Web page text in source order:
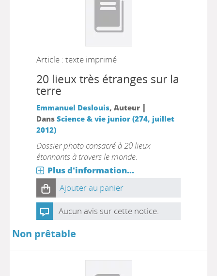
Article : texte imprimé
20 lieux très étranges sur la
terre
Emmanuel Deslouis, Auteur |
Dans Science & vie junior (274, juillet
2012)
Dossier photo consacré à 20 lieux
étonnants à travers le monde.
Plus d'information...
Ajouter au panier
Aucun avis sur cette notice.
Non prêtable